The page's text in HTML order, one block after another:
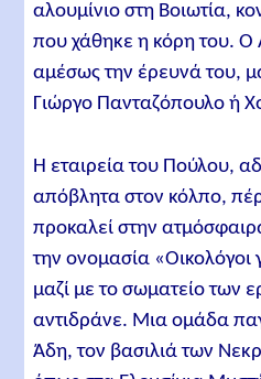
αλουμίνιο στη Βοιωτία,
που χάθηκε η κόρη του. Ο
αμέσως την έρευνά του,
Γιώργο Πανταζόπουλο ή
Η εταιρεία του Πούλου,
απόβλητα στον κόλπο,
προκαλεί στην
την ονομασία «Οικολόγοι
μαζί με το σωματείο των
αντιδράνε. Μια ομάδα
Άδη, τον βασιλιά των